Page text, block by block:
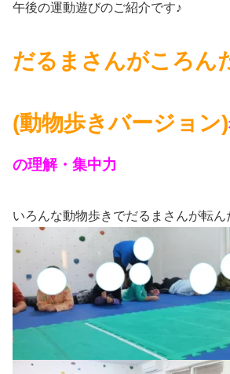
午後の運動遊びのご紹介です♪
だるまさんがころん
(動物歩きバージョン)
の理解・集中力
いろんな動物歩きでだるまさんが転ん